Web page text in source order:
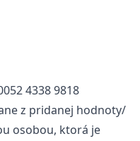
4338 9818
z pridanej hodnoty/
osobou, ktorá je